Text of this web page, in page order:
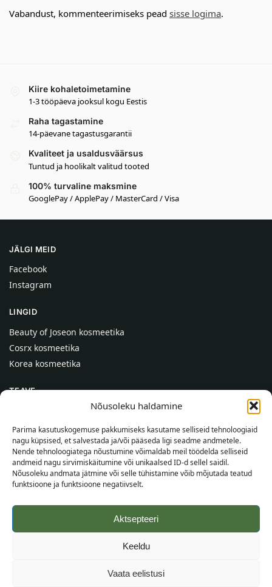
Nõusoleku haldamine
Parima kasutuskogemuse pakkumiseks kasutame selliseid tehnoloogiaid
nagu küpsised, et salvestada ja/või pääseda ligi seadme andmetele.
Nende tehnoloogiatega nõustumine võimaldab meil töödelda selliseid
andmeid nagu sirvimiskäitumine või unikaalsed ID-d sellel saidil.
Nõusoleku andmata jätmine või selle tühistamine võib mõjutada teatud
funktsioone ja funktsioone negatiivselt.
Aktsepteeri
Keeldu
Vaata eelistusi
Vabandust, kommenteerimiseks pead sisse logima.
Kiire kohaletoimetamine
1-3 tööpäeva jooksul kogu Eestis
Raha tagastamine
14-päevane tagastusgarantii
Kvaliteet ja usaldusväärsus
Tuntud ja hoolikalt valitud tooted
100% turvaline maksmine
GooglePay / ApplePay / MasterCard / Visa
JÄLGI MEID
Facebook
Instagram
LINGID
Beauty of Joseon kosmeetika
Cosrx kosmeetika
Korea kosmeetika
TEAVE
Kontaktid
Abi
TEAVE OSTJALE
Tarnetingimused
Tingimused
Veebikaart